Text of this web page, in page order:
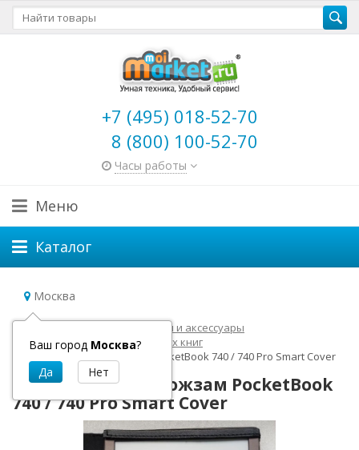
+7 (495) 018-52-70
8 (800) 100-52-70
Часы работы
Меню
Каталог
Москва
Ваш город Москва?
Главная
Электронные книги и аксессуары
Аксессуары для электронных книг
Чехол, обложка кожзам PocketBook 740 / 740 Pro Smart Cover
Чехол, обложка кожзам PocketBook
740 / 740 Pro Smart Cover